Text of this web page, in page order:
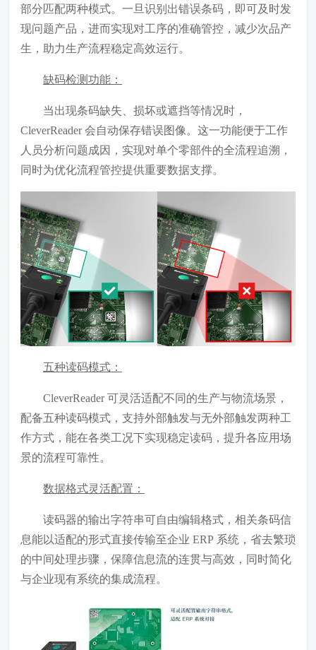
部分匹配两种模式。一旦识别出错误条码，即可及时发
现问题产品，进而实现对工序的准确管控，减少次品产
生，助力生产流程稳定高效运行。
缺码检测功能：
当出现条码缺失、损坏或遮挡等情况时，
CleverReader 会自动保存错误图像。这一功能便于工作
人员分析问题成因，实现对单个零部件的全流程追溯，
同时为优化流程管控提供重要数据支撑。
五种读码模式：
CleverReader 可灵活适配不同的生产与物流场景，
配备五种读码模式，支持外部触发与无外部触发两种工
作方式，能在各类工况下实现稳定读码，提升各应用场
景的流程可靠性。
数据格式灵活配置：
读码器的输出字符串可自由编辑格式，相关条码信
息能以适配的形式直接传输至企业 ERP 系统，省去繁琐
的中间处理步骤，保障信息流的连贯与高效，同时简化
与企业现有系统的集成流程。